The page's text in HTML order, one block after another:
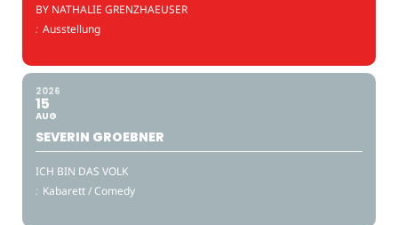
BY NATHALIE GRENZHAEUSER
: Ausstellung
2026
15
AUG
SEVERIN GROEBNER
ICH BIN DAS VOLK
: Kabarett / Comedy